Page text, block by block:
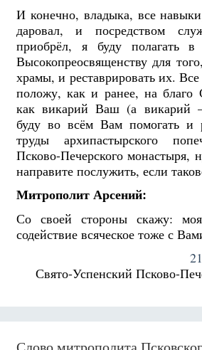
И конечно, владыка, все
даровал, и посредством
приобрёл, я буду полагать
Высокопреосвященству для
храмы, и реставрировать их.
положу, как и ранее, на благо
как викарий Ваш (а викарий
буду во всём Вам помогать и
труды архипастырского
Псково-Печерского
направите послужить, если
Митрополит Арсений:
Со своей стороны скажу:
содействие всяческое тоже с
Свято-Успенский Псково-